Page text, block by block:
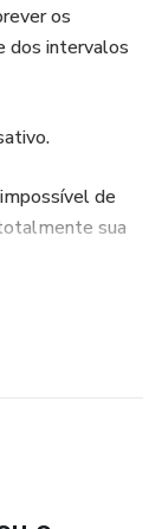
os
dos intervalos
de
sua
ele